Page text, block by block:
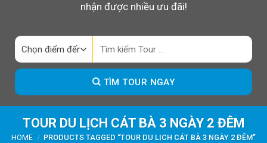
nhận được nhiều ưu đãi!
TÌM TOUR NGAY
TOUR DU LỊCH CÁT BÀ 3 NGÀY 2 ĐÊM
HOME / PRODUCTS TAGGED “TOUR DU LỊCH CÁT BÀ 3 NGÀY 2 ĐÊM”